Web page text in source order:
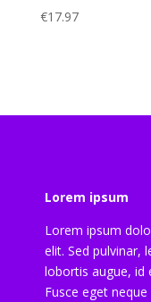
€17.97
Lorem ipsum
Lorem ipsum
elit. Sed pulvinar,
lobortis augue, id
Fusce eget